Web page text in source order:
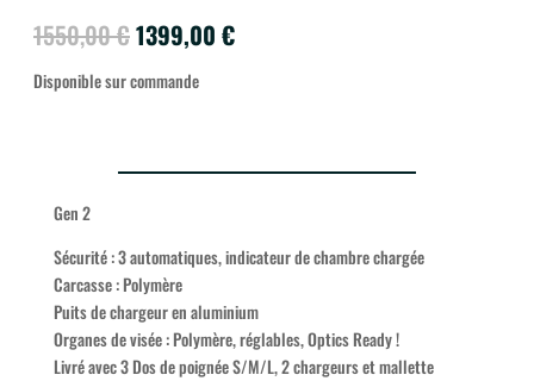
1550,00€Le
initial
1399,00 €Le
Disponible sur commande
Gen 2
Sécurité : 3 automatiques, indicateur de chambre chargée
Carcasse : Polymère
Puits de chargeur en aluminium
Organes de visée : Polymère, réglables, Optics Ready !
Livré avec 3 Dos de poignée S/M/L, 2 chargeurs et mallette